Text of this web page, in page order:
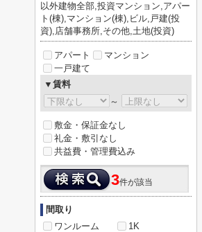
以外建物全部,投資マンション,アパー
ト(棟),マンション(棟),ビル,戸建(投
資),店舗事務所,その他,土地(投資)
アパート
マンション
一戸建て
▼賃料
～
敷金・保証金なし
礼金・敷引なし
共益費・管理費込み
3件が該当
間取り
ワンルーム
1K